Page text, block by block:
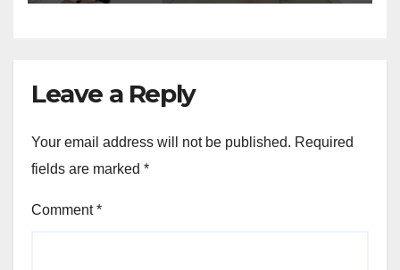
Leave a Reply
Your email address will not be published. Required
fields are marked *
Comment*